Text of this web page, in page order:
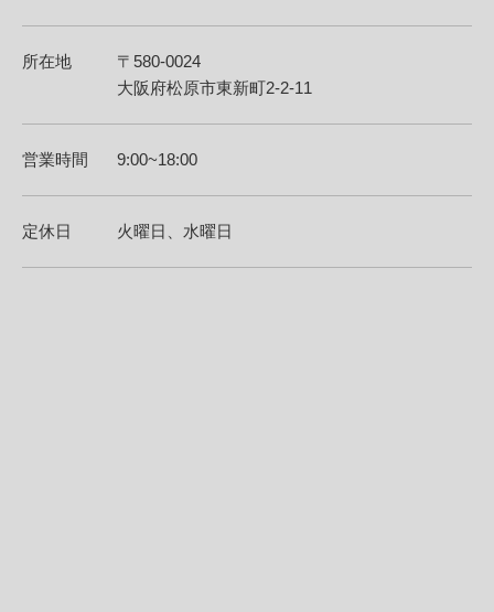
所在地
〒580-0024
大阪府松原市東新町2-2-11
営業時間 9:00~18:00
定休日 火曜日、水曜日